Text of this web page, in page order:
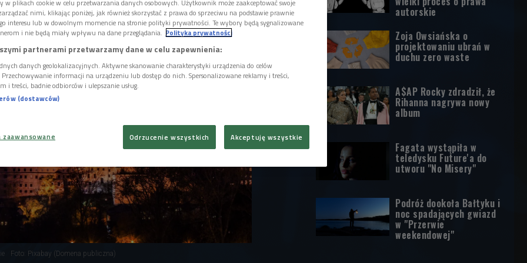
- to miejsca, które odwiedziliśmy w
Foto: Pixabay (Domena publiczna)
autorskie
Zoja Owsiańska o
projektowaniu ubrań w
duchu zero waste
A$AP Rocky zdradził, że
Rihanna nagrywa nowy
album
Fagata wystąpiła w
teledysku Future'a do
utworu "No Misery"
Podróż dookoła Bałtyku i
noc spadających gwiazd
w "Przerwie
weekendowej"
w plikach cookie w celu przetwarzania danych osobowych. Użytkownik może zaakceptować swoje
nimi, klikając poniżej, jak również skorzystać z prawa do sprzeciwu na podstawie prawnie
interesu lub w dowolnym momencie na stronie polityki prywatności. Te wybory będą sygnalizowane
i nie będą miały wpływu na dane przeglądania. Polityka prywatności
partnerami przetwarzamy dane w celu zapewnienia:
danych geolokalizacyjnych. Aktywne skanowanie charakterystyki urządzenia do celów
informacji na urządzeniu lub dostęp do nich. Spersonalizowane reklamy i treści,
i treści, badnie odbiorców i ulepszanie usług.
(dostawców)
Odrzucenie wszystkich Akceptuję wszystkie